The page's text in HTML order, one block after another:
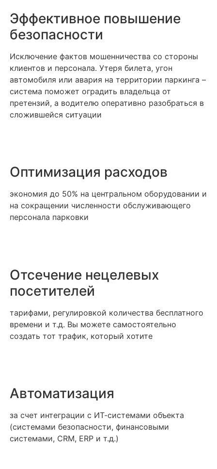
Эффективное повышение
безопасности
Исключение фактов мошенничества со стороны
клиентов и персонала. Утеря билета, угон
автомобиля или авария на территории паркинга –
система поможет оградить владельца от
претензий, а водителю оперативно разобраться в
сложившейся ситуации
Оптимизация расходов
экономия до 50% на центральном оборудовании и
на сокращении численности обслуживающего
персонала парковки
Отсечение нецелевых
посетителей
тарифами, регулировкой количества бесплатного
времени и т.д. Вы можете самостоятельно
создать тот трафик, который хотите
Автоматизация
за счет интеграции с ИТ-системами объекта
(системами безопасности, финансовыми
системами, CRM, ERP и т.д.)